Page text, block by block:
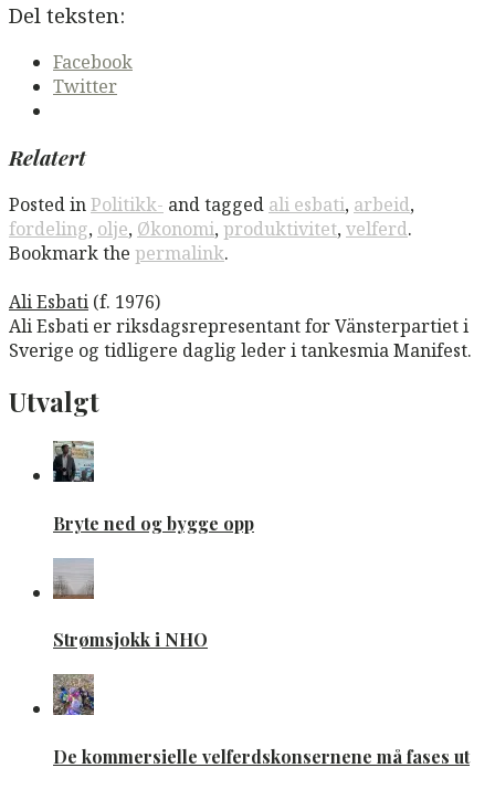
Del teksten:
Facebook
Twitter
Relatert
Posted inPolitikk- and tagged ali esbati, arbeid,
fordeling, olje, Økonomi,produktivitet,velferd.
Bookmark the permalink.
Ali Esbati (f. 1976)
Ali Esbati er riksdagsrepresentant for Vänsterpartiet i
Sverige og tidligere daglig leder i tankesmia Manifest.
Utvalgt
Bryte ned og bygge opp
Strømsjokk i NHO
De kommersielle velferdskonsernene må fases ut